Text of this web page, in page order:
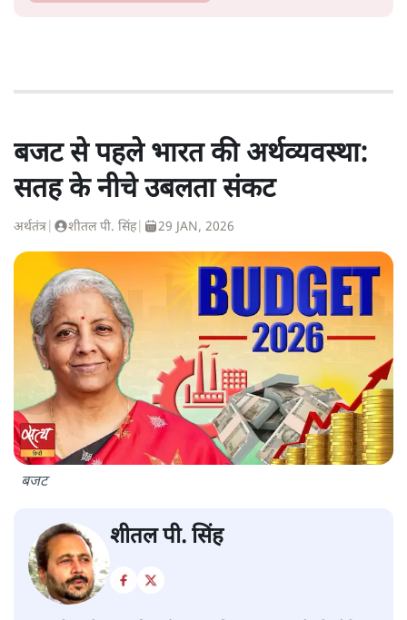
बजट से पहले भारत की अर्थव्यवस्था:
सतह के नीचे उबलता संकट
अर्थतंत्र शीतल पी. सिंह| 29 JAN, 2026
बजट
शीतल पी. सिंह